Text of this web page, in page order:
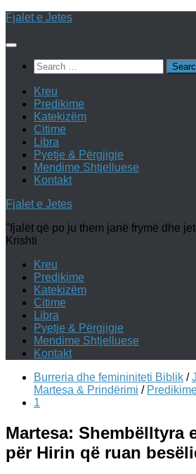
Skip
content
Fjalet e Jetes
Search
for:
Kreu
Predikime
Katekizëm
Citime
Libra
Pyetje & Përgjigje
Mendime Shtjelluese
Kontakt
Fjalet e Jetes
"fjalët që po ju them janë frymë dhe
Krishti
Kreu
Predikime
Katekizëm
Citime
Libra
Pyetje & Përgjigje
Mendime Shtjelluese
Kontakt
Burreria dhe femininiteti Biblik /
Martesa & Prindërimi /
1
Martesa: Shembëlltyra
për Hirin që ruan